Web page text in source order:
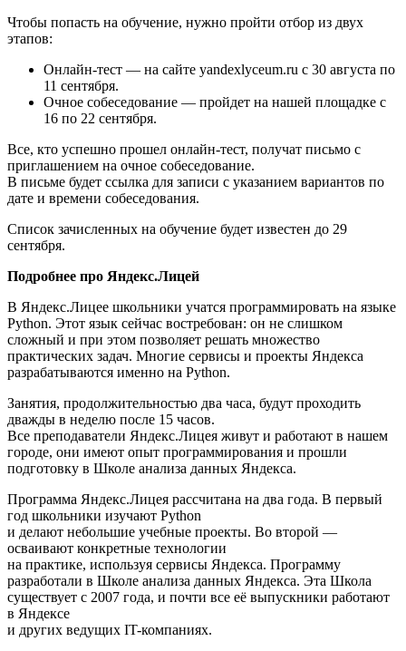
Чтобы попасть на обучение, нужно пройти отбор из двух
этапов:
Онлайн-тест — на сайте yandexlyceum.ru с 30 августа по
11 сентября.
Очное собеседование — пройдет на нашей площадке с
16 по 22 сентября.
Все, кто успешно прошел онлайн-тест, получат письмо с
приглашением на очное собеседование.
В письме будет ссылка для записи с указанием вариантов по
дате и времени собеседования.
Список зачисленных на обучение будет известен до 29
сентября.
Подробнее про Яндекс.Лицей
В Яндекс.Лицее школьники учатся программировать на языке
Python. Этот язык сейчас востребован: он не слишком
сложный и при этом позволяет решать множество
практических задач. Многие сервисы и проекты Яндекса
разрабатываются именно на Python.
Занятия, продолжительностью два часа, будут проходить
дважды в неделю после 15 часов.
Все преподаватели Яндекс.Лицея живут и работают в нашем
городе, они имеют опыт программирования и прошли
подготовку в Школе анализа данных Яндекса.
Программа Яндекс.Лицея рассчитана на два года. В первый
год школьники изучают Python
и делают небольшие учебные проекты. Во второй —
осваивают конкретные технологии
на практике, используя сервисы Яндекса. Программу
разработали в Школе анализа данных Яндекса. Эта Школа
существует с 2007 года, и почти все её выпускники работают
в Яндексе
и других ведущих IT-компаниях.